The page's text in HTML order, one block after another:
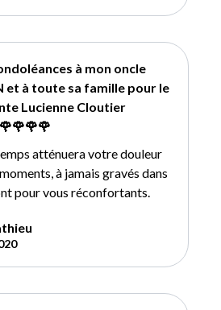
à mon oncle
et à toute sa famille pour le
Lucienne Cloutier
atténuera votre douleur
à jamais gravés dans
pour vous réconfortants.